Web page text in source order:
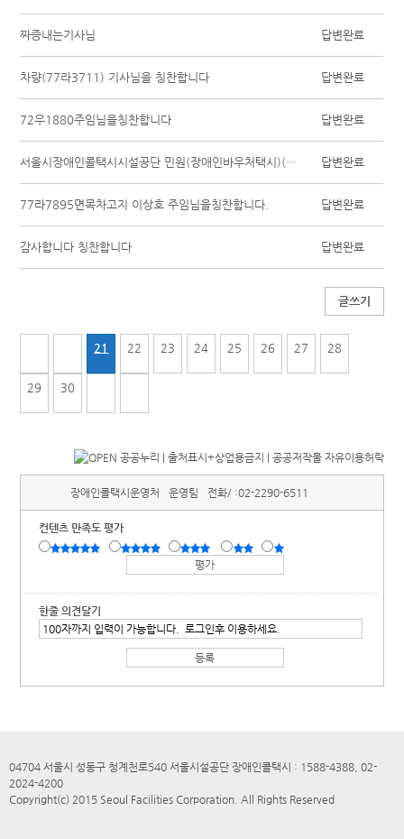
짜증내는기사님 답변완료
차량(77라3711) 기사님을 칭찬합니다 답변완료
72우1880주임님을칭찬합니다 답변완료
서울시장애인콜택시시설공단 민원(장애인바우처택시)(추가불만사항2 답변완료
77라7895면목차고지 이상호 주임님을칭찬합니다. 답변완료
감사합니다 칭찬합니다 답변완료
글쓰기
21 22 23 24 25 26 27 28
29 30
장애인콜택시운영처 운영팀 전화/ :02-2290-6511
컨텐츠 만족도 평가
한줄 의견달기
04704 서울시 성동구 청계천로540 서울시설공단 장애인콜택시 : 1588-4388, 02-
2024-4200
Copyright(c) 2015 Seoul Facilities Corporation. All Rights Reserved